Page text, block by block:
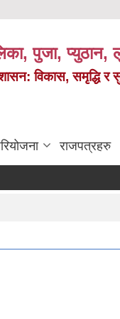
पुजा, प्युठान,
विकास, समृद्धि र
राजपत्रहरु